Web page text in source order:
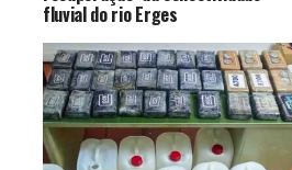
fluvial do rio Erges